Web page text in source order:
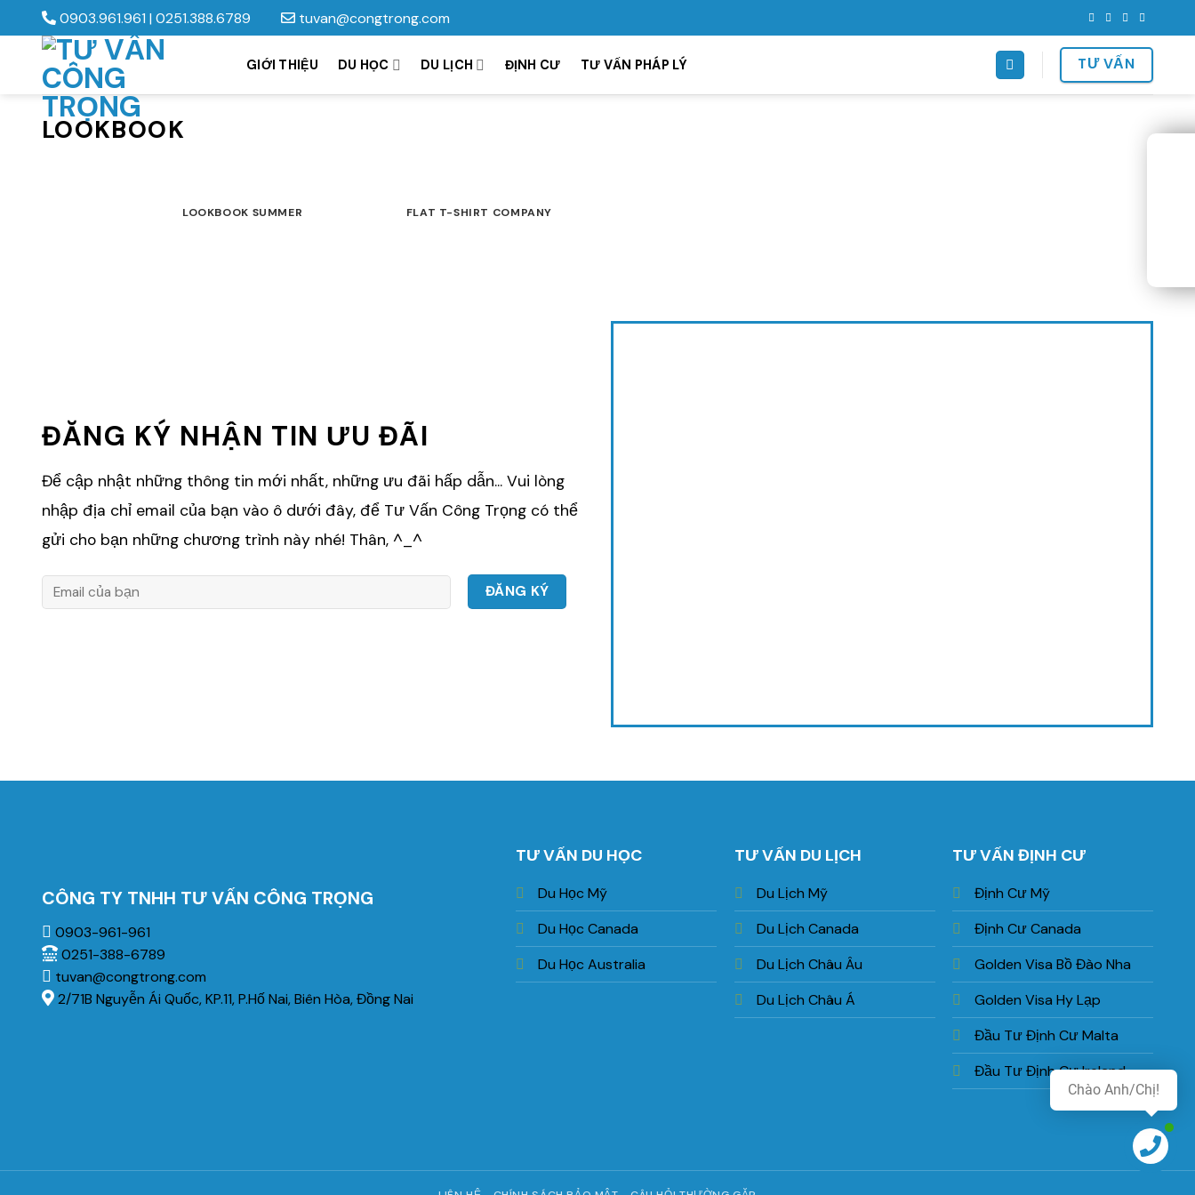
to
content
0903.961.961 | 0251.388.6789 tuvan@congtrong.com
GIỚI THIỆU DU HỌC DU LỊCH ĐỊNH CƯ TƯ VẤN PHÁP LÝ TƯ VẤN
LOOKBOOK
LOOKBOOK SUMMER FLAT T-SHIRT COMPANY
ĐĂNG KÝ NHẬN TIN ƯU ĐÃI
Để cập nhật những thông tin mới nhất, những ưu đãi hấp dẫn... Vui lòng
nhập địa chỉ email của bạn vào ô dưới đây, để Tư Vấn Công Trọng có thể
gửi cho bạn những chương trình này nhé! Thân, ^_^
CÔNG TY TNHH TƯ VẤN CÔNG TRỌNG
0903-961-961
0251-388-6789
tuvan@congtrong.com
2/71B Nguyễn Ái Quốc, KP.11, P.Hố Nai, Biên Hòa, Đồng Nai
TƯ VẤN DU HỌC
Du Học Mỹ
Du Học Canada
Du Học Australia
TƯ VẤN DU LỊCH
Du Lịch Mỹ
Du Lịch Canada
Du Lịch Châu Âu
Du Lịch Châu Á
TƯ VẤN ĐỊNH CƯ
Định Cư Mỹ
Định Cư Canada
Golden Visa Bồ Đào Nha
Golden Visa Hy Lạp
Đầu Tư Định Cư Malta
Đầu Tư Định Cư Ireland
Chào Anh/Chị!